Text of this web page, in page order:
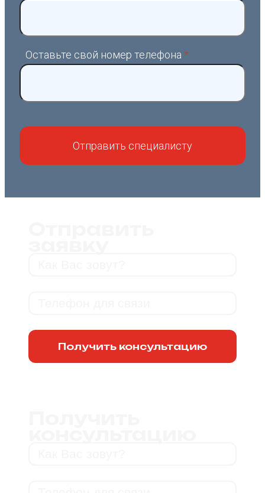
Оставьте свой номер телефона *
Получить консультацию